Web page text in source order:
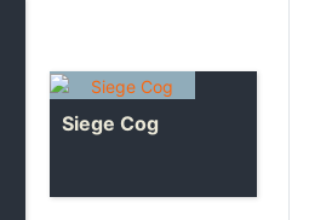
Siege Cog